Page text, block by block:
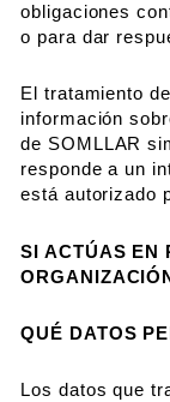
obligaciones
o para dar
El tratamiento
información
de SOMLLAR
responde a un
está autorizado
SI ACTÚAS EN
QUÉ DATOS
Los datos que